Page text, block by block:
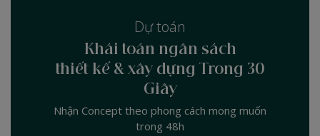
Dự toán
Khái toán ngân sách
thiết kế & xây dựng Trong 30
Giây
Nhận Concept theo phong cách mong muốn
trong 48h